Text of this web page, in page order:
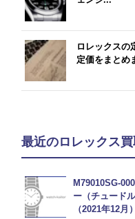
ロレックスの
定価をまとめ
最近のロレックス
M79010SG-
ー（チュード
（2021年12月）